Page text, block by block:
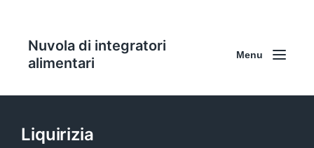
Nuvola di integratori
alimentari
Menu
Liquirizia